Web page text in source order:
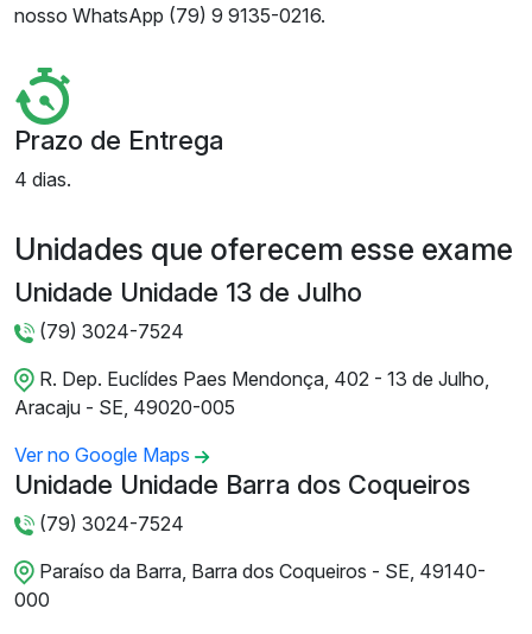
nosso WhatsApp (79) 9 9135-0216.
Prazo de Entrega
4 dias.
Unidades que oferecem esse exame
Unidade Unidade 13 de Julho
(79) 3024-7524
R. Dep. Euclídes Paes Mendonça, 402 - 13 de Julho,
Aracaju - SE, 49020-005
Ver no Google Maps
Unidade Unidade Barra dos Coqueiros
(79) 3024-7524
Paraíso da Barra, Barra dos Coqueiros - SE, 49140-
000